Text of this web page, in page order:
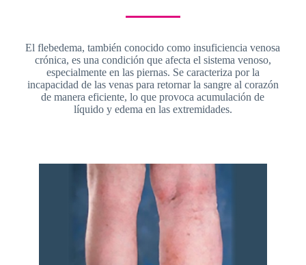
El flebedema, también conocido como insuficiencia venosa
crónica, es una condición que afecta el sistema venoso,
especialmente en las piernas. Se caracteriza por la
incapacidad de las venas para retornar la sangre al corazón
de manera eficiente, lo que provoca acumulación de
líquido y edema en las extremidades.